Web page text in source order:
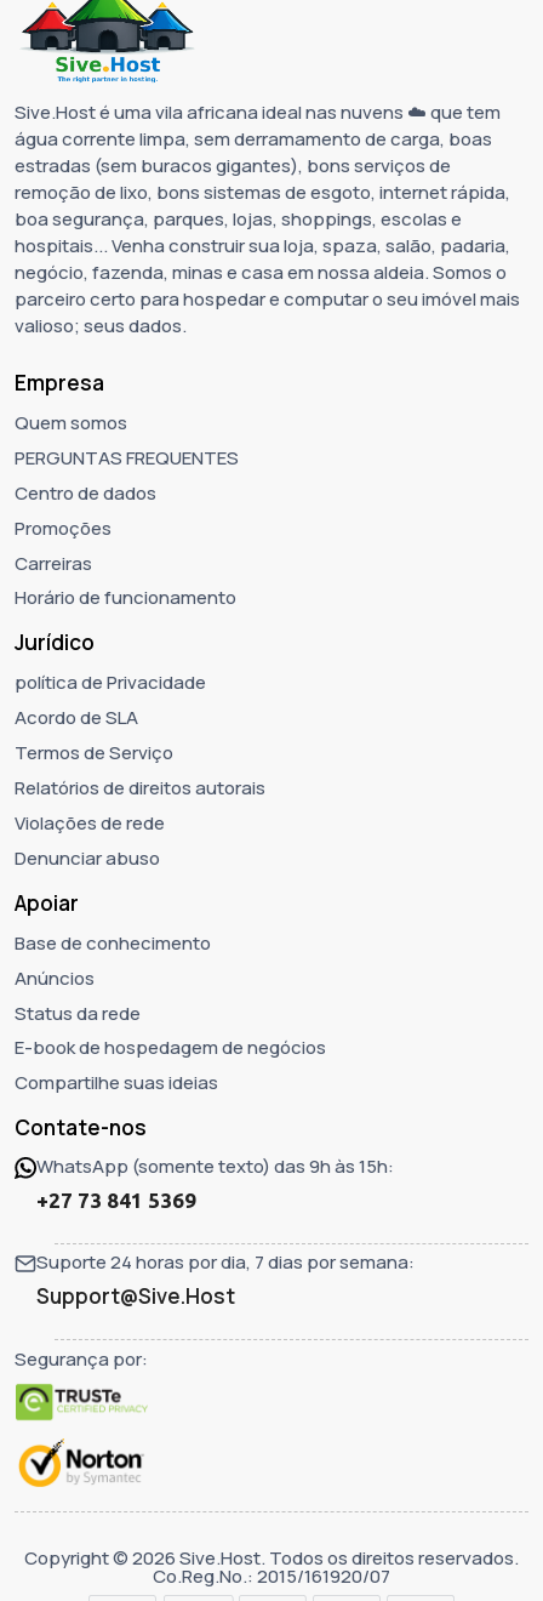
Sive.Host é uma vila africana ideal nas nuvens ☁️ que tem
água corrente limpa, sem derramamento de carga, boas
estradas (sem buracos gigantes), bons serviços de
remoção de lixo, bons sistemas de esgoto, internet rápida,
boa segurança, parques, lojas, shoppings, escolas e
hospitais... Venha construir sua loja, spaza, salão, padaria,
negócio, fazenda, minas e casa em nossa aldeia. Somos o
parceiro certo para hospedar e computar o seu imóvel mais
valioso; seus dados.
Empresa
Quem somos
PERGUNTAS FREQUENTES
Centro de dados
Promoções
Carreiras
Horário de funcionamento
Jurídico
política de Privacidade
Acordo de SLA
Termos de Serviço
Relatórios de direitos autorais
Violações de rede
Denunciar abuso
Apoiar
Base de conhecimento
Anúncios
Status da rede
E-book de hospedagem de negócios
Compartilhe suas ideias
Contate-nos
WhatsApp (somente texto) das 9h às 15h:
+27 73 841 5369
Suporte 24 horas por dia, 7 dias por semana:
Support@Sive.Host
Segurança por:
Copyright © 2026 Sive.Host. Todos os direitos reservados.
Co.Reg.No.: 2015/161920/07